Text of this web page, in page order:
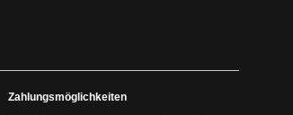
Zahlungsmöglichkeiten